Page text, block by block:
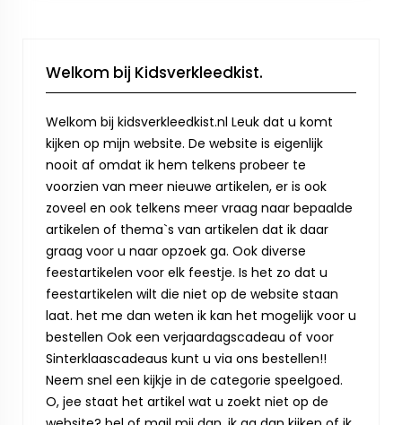
Welkom bij Kidsverkleedkist.
Welkom bij kidsverkleedkist.nl Leuk dat u komt
kijken op mijn website. De website is eigenlijk
nooit af omdat ik hem telkens probeer te
voorzien van meer nieuwe artikelen, er is ook
zoveel en ook telkens meer vraag naar bepaalde
artikelen of thema`s van artikelen dat ik daar
graag voor u naar opzoek ga. Ook diverse
feestartikelen voor elk feestje. Is het zo dat u
feestartikelen wilt die niet op de website staan
laat. het me dan weten ik kan het mogelijk voor u
bestellen Ook een verjaardagscadeau of voor
Sinterklaascadeaus kunt u via ons bestellen!!
Neem snel een kijkje in de categorie speelgoed.
O, jee staat het artikel wat u zoekt niet op de